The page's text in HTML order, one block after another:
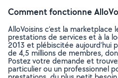
Comment fonctionne
AlloVoisins c’est la marketplace
prestations de services et à la
2013 et plébiscitée aujourd’hui
de 4,5 millions de membres,
Postez votre demande et
particulier ou un professionnel